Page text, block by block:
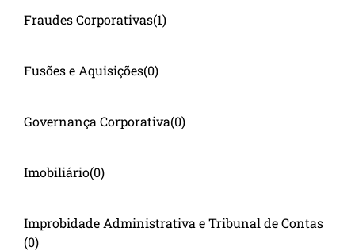
Fraudes Corporativas(1)
Fusões e Aquisições(0)
Governança Corporativa(0)
Imobiliário(0)
Improbidade Administrativa e Tribunal de Contas
(0)